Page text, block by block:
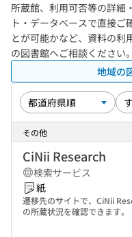
所蔵館、利用可否等の詳細
ト・データベースで直接ご
とが可能かなど、資料の利
の図書館へご相談ください
地域の
その他
CiNii Research
検索サービス
紙
遷移先のサイトで、CiNii
の所蔵状況を確認できます。